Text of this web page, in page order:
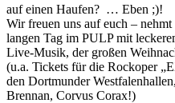
auf einen Haufen? … Eben ;)!
Wir freuen uns auf euch –
langen Tag im PULP mit
Live-Musik, der großen
(u.a. Tickets für die Rockoper
den Dortmunder
Brennan, Corvus Corax!)